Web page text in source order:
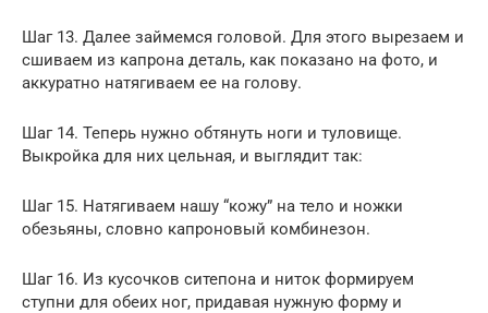
Шаг 13. Далее займемся головой. Для этого вырезаем и
сшиваем из капрона деталь, как показано на фото, и
аккуратно натягиваем ее на голову.
Шаг 14. Теперь нужно обтянуть ноги и туловище.
Выкройка для них цельная, и выглядит так:
Шаг 15. Натягиваем нашу “кожу” на тело и ножки
обезьяны, словно капроновый комбинезон.
Шаг 16. Из кусочков ситепона и ниток формируем
ступни для обеих ног, придавая нужную форму и